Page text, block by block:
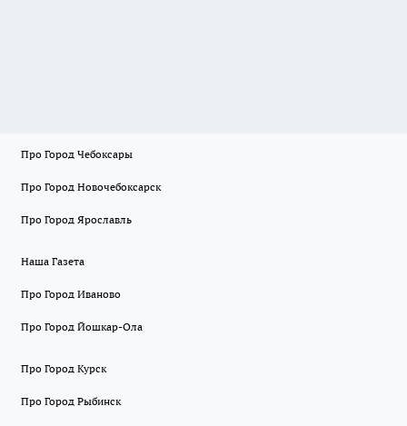
Про Город Чебоксары
Про Город Новочебоксарск
Про Город Ярославль
Наша Газета
Про Город Иваново
Про Город Йошкар-Ола
Про Город Курск
Про Город Рыбинск